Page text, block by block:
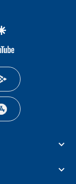
google
youtube-